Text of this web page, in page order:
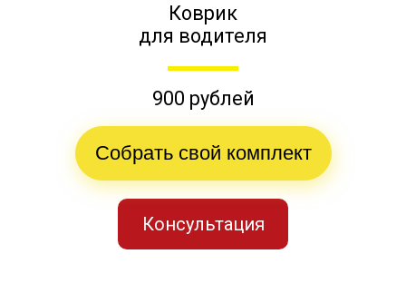
Коврик
для водителя
900 рублей
Собрать свой комплект
Консультация